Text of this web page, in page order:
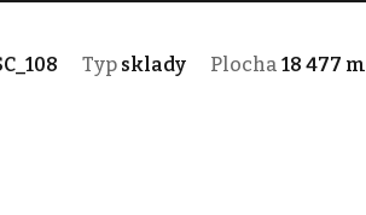
Typ sklady Plocha 18 477